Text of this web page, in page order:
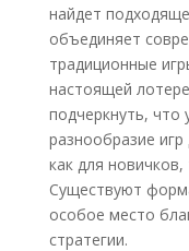
найдет
объединяет
традиционные
настоящей
подчеркнуть, что
разнообразие
как для
Существуют
особое место
стратегии.